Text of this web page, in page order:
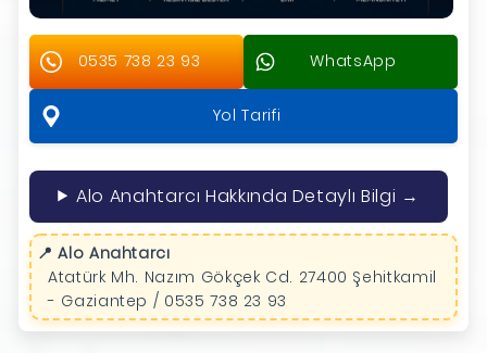
0535 738 23 93 WhatsApp
Yol Tarifi
Alo Anahtarcı Hakkında Detaylı Bilgi →
📍 Alo Anahtarcı
Atatürk Mh. Nazım Gökçek Cd. 27400 Şehitkamil
- Gaziantep / 0535 738 23 93